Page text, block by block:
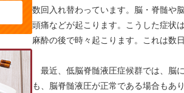
数回入れ替わっています。脳・脊髄や
頭痛などが起こります。こうした症状
麻酔の後で時々起こります。これは数
最近、低脳脊髄液圧症候群では、脳
も、脳脊髄液圧が正常である場合もあ